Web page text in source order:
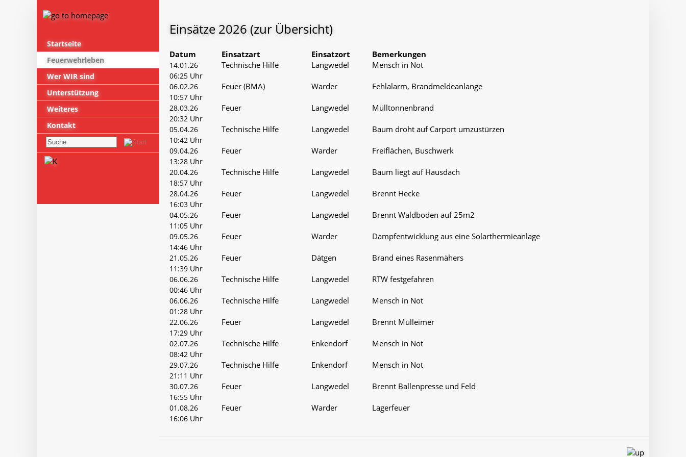
Startseite
Feuerwehrleben
Wer WIR sind
Unterstützung
Weiteres
Kontakt
Einsätze 2026 (zur Übersicht)
Datum Einsatzart Einsatzort Bemerkungen
14.01.26
06:25 Uhr
Technische Hilfe Langwedel Mensch in Not
06.02.26
10:57 Uhr
Feuer (BMA) Warder Fehlalarm, Brandmeldeanlange
28.03.26
20:32 Uhr
Feuer Langwedel Mülltonnenbrand
05.04.26
10:42 Uhr
Technische Hilfe Langwedel Baum droht auf Carport umzustürzen
09.04.26
13:28 Uhr
Feuer Warder Freiflächen, Buschwerk
20.04.26
18:57 Uhr
Technische Hilfe Langwedel Baum liegt auf Hausdach
28.04.26
16:03 Uhr
Feuer Langwedel Brennt Hecke
04.05.26
11:05 Uhr
Feuer Langwedel Brennt Waldboden auf 25m2
09.05.26
14:46 Uhr
Feuer Warder Dampfentwicklung aus eine Solarthermieanlage
21.05.26
11:39 Uhr
Feuer Dätgen Brand eines Rasenmähers
06.06.26
00:46 Uhr
Technische Hilfe Langwedel RTW festgefahren
06.06.26
01:28 Uhr
Technische Hilfe Langwedel Mensch in Not
22.06.26
17:29 Uhr
Feuer Langwedel Brennt Mülleimer
02.07.26
08:42 Uhr
Technische Hilfe Enkendorf Mensch in Not
29.07.26
21:11 Uhr
Technische Hilfe Enkendorf Mensch in Not
30.07.26
16:55 Uhr
Feuer Langwedel Brennt Ballenpresse und Feld
01.08.26
16:06 Uhr
Feuer Warder Lagerfeuer